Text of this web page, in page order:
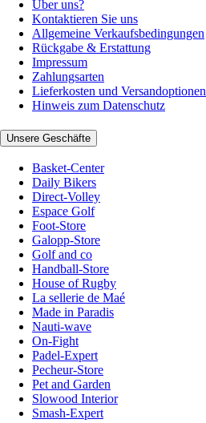
Über uns?
Kontaktieren Sie uns
Allgemeine Verkaufsbedingungen
Rückgabe & Erstattung
Impressum
Zahlungsarten
Lieferkosten und Versandoptionen
Hinweis zum Datenschutz
Unsere Geschäfte
Basket-Center
Daily Bikers
Direct-Volley
Espace Golf
Foot-Store
Galopp-Store
Golf and co
Handball-Store
House of Rugby
La sellerie de Maé
Made in Paradis
Nauti-wave
On-Fight
Padel-Expert
Pecheur-Store
Pet and Garden
Slowood Interior
Smash-Expert